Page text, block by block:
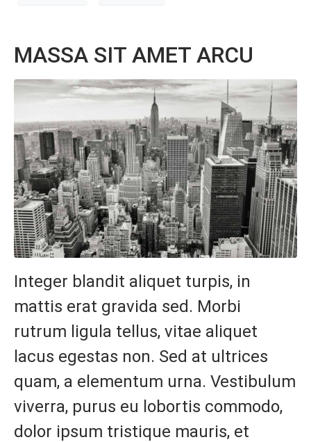
MASSA SIT AMET ARCU
Integer blandit aliquet turpis, in
mattis erat gravida sed. Morbi
rutrum ligula tellus, vitae aliquet
lacus egestas non. Sed at ultrices
quam, a elementum urna. Vestibulum
viverra, purus eu lobortis commodo,
dolor ipsum tristique mauris, et